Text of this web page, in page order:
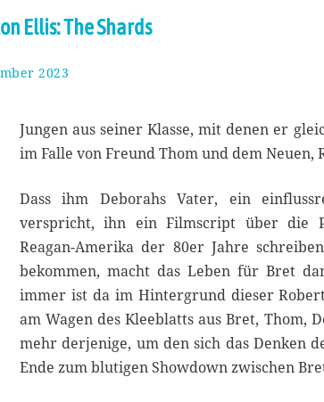
Ellis: The Shards
2023
N
v
m
b
e
r
2
0
2
3
Jungen aus seiner Klasse, mit denen er
im Falle von Freund Thom und dem
Dass ihm Deborahs Vater, ein
verspricht, ihn ein Filmscript über die
Reagan-Amerika der 80er Jahre
bekommen, macht das Leben für Bret
immer ist da im Hintergrund dieser
am Wagen des Kleeblatts aus Bret, Thom,
mehr derjenige, um den sich das Denken
Ende zum blutigen Showdown zwischen